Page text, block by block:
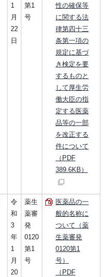
1
月
22
日
第1
号
性の確保等
に関する法
律第四十三
条第一項の
規定に基づ
き検定を要
するものと
して厚生労
働大臣の指
定する医薬
品等の一部
を改正する
件について
（PDF
389.6KB）
令
和
3
年
1
月
20
薬生
薬審
発
0120
第1
号
医薬品の一
般的名称に
ついて（薬
生薬審発
0120第1
号）
（PDF